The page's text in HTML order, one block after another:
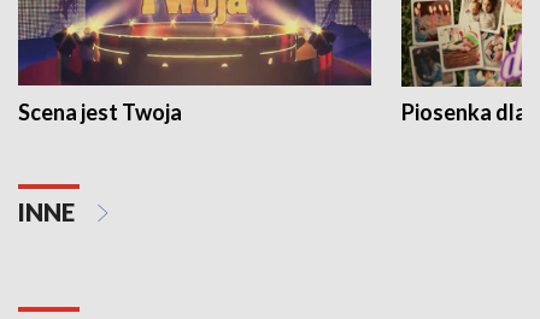
Scena jest Twoja Piosenka dla
INNE